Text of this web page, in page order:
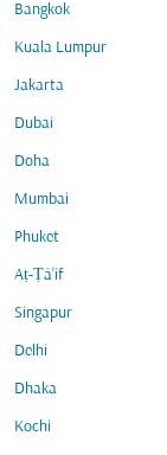
Bangkok
Kuala Lumpur
Jakarta
Dubai
Doha
Mumbai
Phuket
Aṭ-Ṭā'if
Singapur
Delhi
Dhaka
Kochi